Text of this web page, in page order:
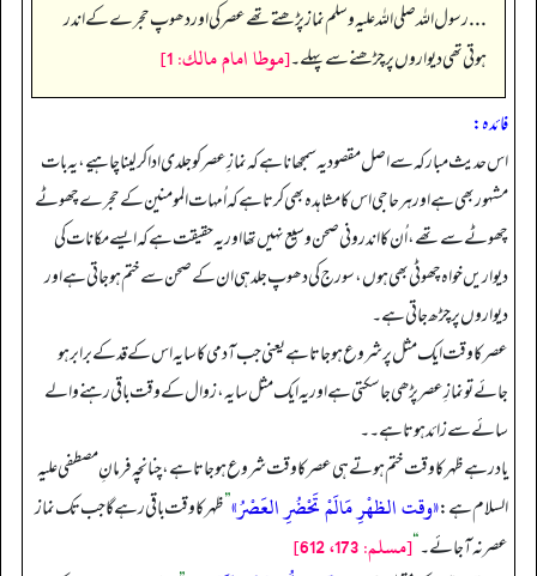
...رسول اللہ صلی اللہ علیہ وسلم نماز پڑھتے تھے عصر کی اور دھوپ حجرے کے اندر
ہوتی تھی دیواروں پر چڑھنے سے پہلے۔[موطا امام مالك: 1]
فائده:
اس حدیث مبارکہ سے اصل مقصود یہ سمجھانا ہے کہ نمازِ عصر کو جلدی ادا کر لینا چاہیے، یہ بات
مشہور بھی ہے اور ہر حاجی اس کا مشاہدہ بھی کرتا ہے کہ اُمہات المومنین کے حجرے چھوٹے
چھوٹے سے تھے، اُن کا اندرونی صحن وسیع نہیں تھا اور یہ حقیقت ہے کہ ایسے مکانات کی
دیواریں خواہ چھوٹی بھی ہوں، سورج کی دھوپ جلد ہی ان کے صحن سے ختم ہو جاتی ہے اور
دیواروں پر چڑھ جاتی ہے۔
عصر کا وقت ایک مثل پر شروع ہو جاتا ہے یعنی جب آدمی کا سایہ اس کے قد کے برابر ہو
جائے تو نمازِ عصر پڑھی جا سکتی ہے اور یہ ایک مثل سایہ، زوال کے وقت باقی رہنے والے
سائے سے زائد ہوتا ہے۔۔
یاد رہے ظہر کا وقت ختم ہوتے ہی عصر کا وقت شروع ہو جاتا ہے، چنانچہ فرمانِ مصطفی علیہ
السلام ہے:«وقت الظهْرِ مَالَمْ تَحْضُرِ العَصْرُ»”ظهر کا وقت باقی رہے گا جب تک نماز
عصر نہ آ جائے۔“[مسلم: 173، 612]